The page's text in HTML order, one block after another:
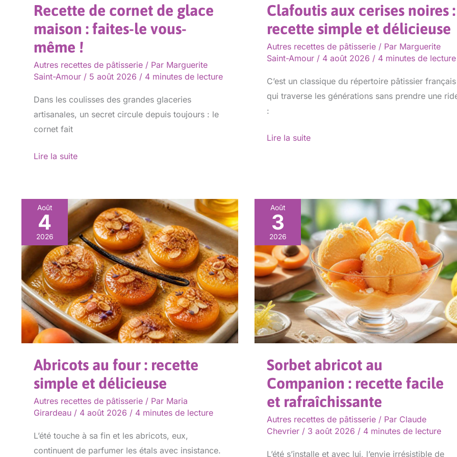
Recette de cornet de glace
maison : faites-le vous-
même !
Autres recettes de pâtisserie / Par Marguerite
Saint-Amour / 5 août 2026 / 4 minutes de lecture
Dans les coulisses des grandes glaceries
artisanales, un secret circule depuis toujours : le
cornet fait
même
!
Lire la suite
Clafoutis aux cerises noires :
recette simple et délicieuse
Autres recettes de pâtisserie / Par Marguerite
Saint-Amour / 4 août 2026 / 4 minutes de lecture
C’est un classique du répertoire pâtissier français
qui traverse les générations sans prendre une
:
Lire la suite
Août
4
2026
Abricots au four : recette
simple et délicieuse
Autres recettes de pâtisserie / Par Maria
Girardeau / 4 août 2026 / 4 minutes de lecture
L’été touche à sa fin et les abricots, eux,
continuent de parfumer les étals avec insistance.
Abricots
au
four
recette
simple
et
délicieuse
Août
3
2026
Sorbet abricot au
Companion : recette facile
et rafraîchissante
Autres recettes de pâtisserie / Par Claude
Chevrier / 3 août 2026 / 4 minutes de lecture
L’été s’installe et avec lui, l’envie irrésistible de
Sorbet
abricot
au
Companion
:
recette
facile
et
rafraîchissante